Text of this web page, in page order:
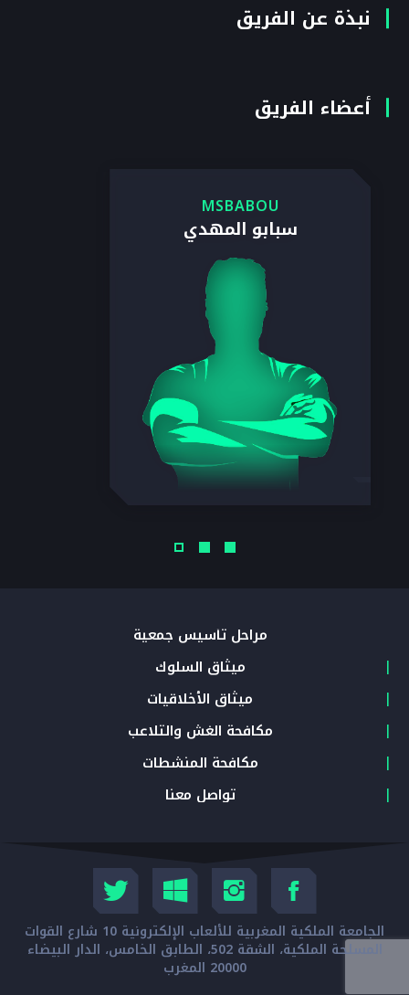
نبذة عن الفريق
أعضاء الفريق
MSBABOU
سبابو المهدي
مراحل تأسيس جمعية
ميثاق السلوك
ميثاق الأخلاقيات
مكافحة الغش والتلاعب
مكافحة المنشطات
تواصل معنا
الجامعة الملكية المغربية للألعاب الإلكترونية 10 شارع القوات
المسلحة الملكية، الشقة 502، الطابق الخامس، الدار البيضاء
20000 المغرب